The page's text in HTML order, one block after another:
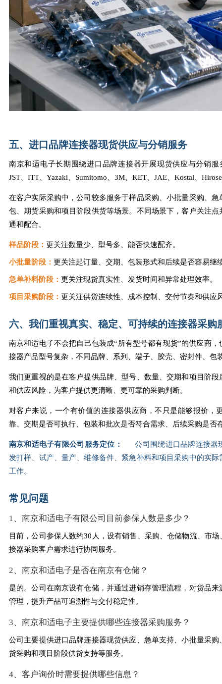
五、进口品牌连接器现货供应与分销服务
南京和适电子长期围绕进口品牌连接器开展现货供应与分销
JST、ITT、Yazaki、Sumitomo、3M、KET、JAE、Kostal、
在客户实际采购中，公司较多服务于样品采购、小批量采购、
包、期货采购和项目阶段供货等场景。不同场景下，客户关注
通和配合。
样品阶段： 更关注数量少、型号多、能否快速配齐。
小批量阶段： 更关注起订量、交期、包装形式和后续是否容易继
急单补料阶段： 更关注现货真实性、发货时间和异常处理效率。
项目采购阶段： 更关注供货连续性、成本控制、交付节奏和供应
六、我们重视真实、稳定、可持续的连接器采购
南京和适电子不会把自己包装成“所有型号都有现货”的供应商
接器产品型号复杂，不同品牌、系列、端子、胶壳、密封件、包
我们更重视的是在客户提供品牌、型号、数量、交期和项目阶
和供应风险，为客户提供更清晰、更可靠的采购判断。
对客户来说，一个有价值的连接器供应商，不只是能够报价，
靠、交期是否可执行、包装和批次是否符合需求、后续采购是否
南京和适电子有限公司服务定位：
公司围绕进口品牌连接器
发打样、试产、量产、维修备件、紧急补料和项目采购中的实
工作。
常见问题
1、南京和适电子有限公司目前参保人数是多少？
目前，公司参保人数约30人，设有销售、采购、仓储物流、市
接器采购客户需求进行协同服务。
2、南京和适电子是否在南京有仓储？
是的。公司在南京设有仓储，并通过进销存管理流程，对货品
管理，提升产品可追溯性与交付稳定性。
3、南京和适电子主要提供哪些连接器采购服务？
公司主要提供进口品牌连接器现货供应、急单支持、小批量采
货采购和项目阶段供货支持等服务。
4、客户询价时需要提供哪些信息？